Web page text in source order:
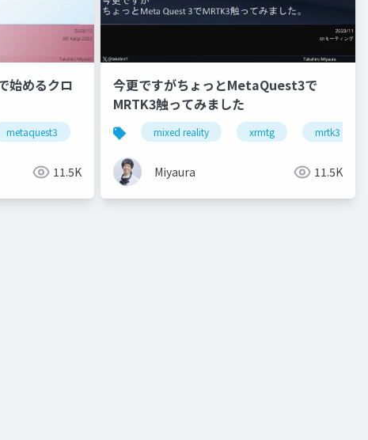
reality a3
めるクロ
metaquest3 snapdragonspaces xrkaigi
11.5K
今更ですがちょっとMetaQuest3で
MRTK3触ってみました
mixed reality xrmtg mrtk3
Miyaura 11.5K